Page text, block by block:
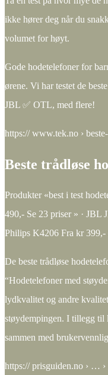
ikke hører deg når du
volumet for høyt.
Gode ​​hodetelefoner for
ørene. Vi har testet de
JBL ✅ OTL, med flere!
https:// www.tek.no ›
Beste trådløse
Produkter «best i test
490,- Se 23 priser » · JBL
Philips K4206 Fra kr
De beste trådløse
“Hodetelefoner med
lydkvalitet og andre
støydempingen. I tillegg
sammen med
https:// prisguiden.no › …